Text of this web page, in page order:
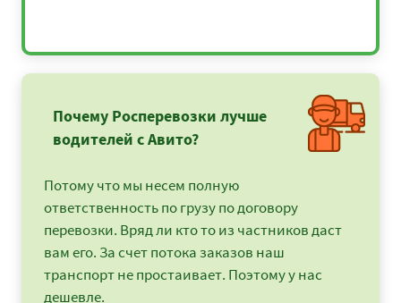
Почему Росперевозки лучше
водителей с Авито?
Потому что мы несем полную
ответственность по грузу по договору
перевозки. Вряд ли кто то из частников даст
вам его. За счет потока заказов наш
транспорт не простаивает. Поэтому у нас
дешевле.